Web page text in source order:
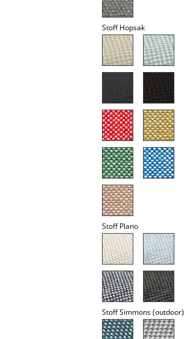
Nachttische & Bettzubehör
Figuren & Miniaturen
Stoff Hopsak
Stoff Plano
Stoff Simmons (outdoor)